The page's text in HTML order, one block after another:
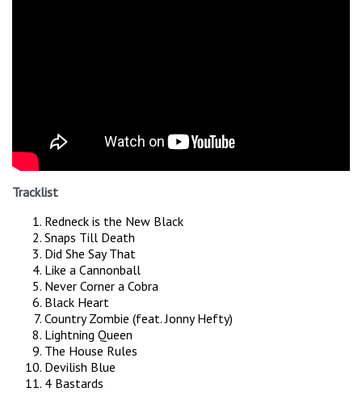
Tracklist
Redneck is the New Black
Snaps Till Death
Did She Say That
Like a Cannonball
Never Corner a Cobra
Black Heart
Country Zombie (feat. Jonny Hefty)
Lightning Queen
The House Rules
Devilish Blue
4 Bastards